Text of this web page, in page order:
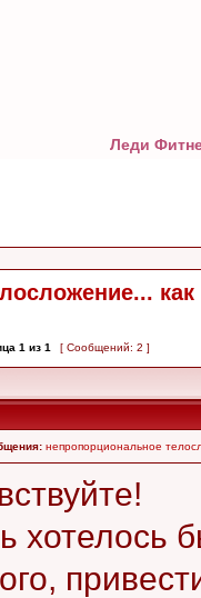
Леди
1 из 1 [ Сообщений: 2 ]
непропорциональное
хотелось